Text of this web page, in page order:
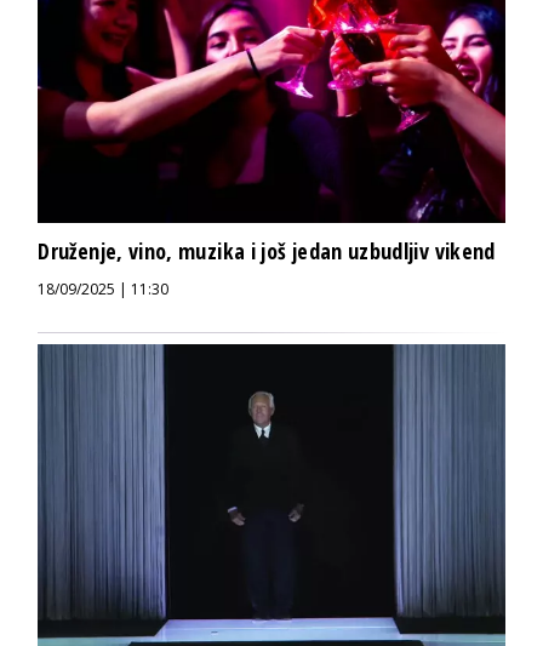
Druženje, vino, muzika i još jedan uzbudljiv vikend
18/09/2025 | 11:30